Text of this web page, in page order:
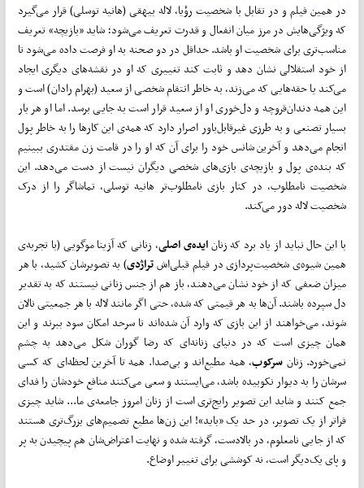
در همین فیلم و در تقابل با شخصیت رؤیا، لاله بیهقی (هانیه توسلی) قرار می‌گیرد
که ویژگی‌هایش در مرز میان انفعال و قدرت تعریف می‌شود؛ شاید «بازیچه» تعریف
مناسب‌تری برای شخصیت او باشد. حداقل در دو صحنه به او فرصت داده می‌شود تا
از خود استقلالی نشان دهد و ثابت کند تغییری که او در نقشه‌های دیگری ایجاد
می‌کند یا حقه‌هایی که می‌زند، به خاطر انتقام شخصی از سعید (بهرام رادان) است و
این همه دندان‌قروچه و دل‌خوری او از سعید قرار است به جایی برسد. اما او هر بار
بسیار تصنعی و به طرزی غیرقابل‌باور اصرار دارد که همه‌ی این کارها را به خاطر پول
انجام می‌دهد و آخرین شانس خود را برای آن که او را در قامت زن مقتدری ببینیم
که بنده‌ی پول و بازیچه‌ی بازی‌های شخصی دیگران نیست از دست می‌دهد. این
شخصیت نامطلوب، در کنار بازی نامطلوب‌تر هانیه توسلی، تماشاگر را از درک
شخصیت لاله دور می‌کند.
با این حال نباید از یاد برد که زنانایده‌ی اصلی، زنانی که آزیتا موگویی (با تجربه‌ی
همین شیوه‌ی شخصیت‌پردازی در فیلم قبلی‌اشتراژدی) به تصویرشان کشید، با هر
میزان ضعفی که از خود نشان می‌دهند، باز هم از جنس زنانی نیستند که به تقدیر
دل سپرده باشند. آن‌ها به هر قیمتی که شده، حتی اگر مانند لاله با هر جمعیتی نالان
شوند، می‌خواهند از این بازی که وارد آن شده‌اند تا سرحد امکان سود ببرند و این
همان چیزی است که در دنیای زنانه‌ای که رضا گوران شکل می‌دهد به چشم
نمی‌خورد. زنانسرکوب، همه مطیع‌اند و بی‌صدا. همه تا آخرین لحظه‌ای که کسی
سرشان را به دیوار نکوبیده باشد، می‌ایستند و سعی می‌کنند منافع خودشان را فدای
جمع کنند و شاید این تصویر رایج‌تری است از زنان امروز جامعه‌ی ما... شاید چیزی
فراتر از یک تصویر، در حد یک «باید»! این زن‌ها مطیع تصمیم‌های بزرگ‌تری هستند
که از جایی نامعلوم، در بالادست، گرفته شده و نهایت اعتراض‌شان هم پیچیدن به پر
و پای یک‌دیگر است، نه کوششی برای تغییر اوضاع.